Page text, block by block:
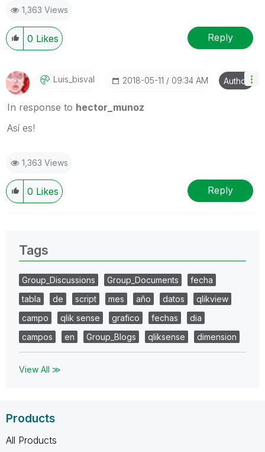
1,363 Views
0 Likes Reply
Luis_bisval ‎2018-05-11 09:34 AM Author
In response to hector_munoz
Así es!
1,363 Views
0 Likes Reply
Tags
Group_Discussions Group_Documents
fecha
tabla
de script mes año datos
qlikview
campo
qlik sense grafico fechas
dia
campos
en Group_Blogs qliksense dimension
View All ≫
Products
All Products